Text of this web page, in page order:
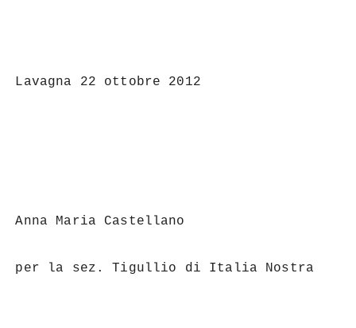
Lavagna 22 ottobre 2012
Anna Maria Castellano
per la sez. Tigullio di Italia Nostra